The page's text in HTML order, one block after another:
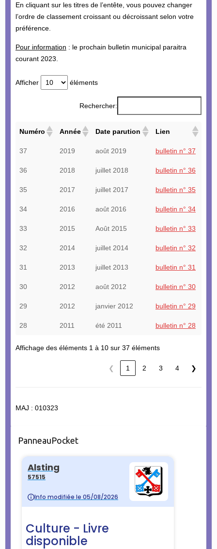
En cliquant sur les titres de l’entête, vous pouvez changer
l’ordre de classement croissant ou décroissant selon votre
préférence.
Pour information : le prochain bulletin municipal paraitra
courant 2023.
Afficher éléments
Rechercher:
Numéro Année Date parution Lien
37 2019 août 2019 bulletin n° 37
36 2018 juillet 2018 bulletin n° 36
35 2017 juillet 2017 bulletin n° 35
34 2016 août 2016 bulletin n° 34
33 2015 Août 2015 bulletin n° 33
32 2014 juillet 2014 bulletin n° 32
31 2013 juillet 2013 bulletin n° 31
30 2012 août 2012 bulletin n° 30
29 2012 janvier 2012 bulletin n° 29
28 2011 été 2011 bulletin n° 28
Affichage des éléments 1 à 10 sur 37 éléments
❮ 1 2 3 4 ❯
MAJ : 010323
PanneauPocket